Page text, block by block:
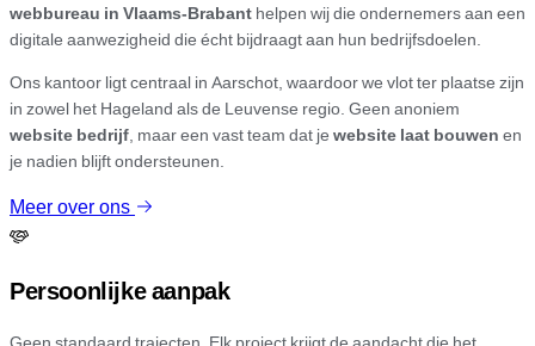
webbureau in Vlaams-Brabant helpen wij die ondernemers aan een
digitale aanwezigheid die écht bijdraagt aan hun bedrijfsdoelen.
Ons kantoor ligt centraal in Aarschot, waardoor we vlot ter plaatse zijn
in zowel het Hageland als de Leuvense regio. Geen anoniem
website bedrijf, maar een vast team dat je website laat bouwen en
je nadien blijft ondersteunen.
Meer over ons
Persoonlijke aanpak